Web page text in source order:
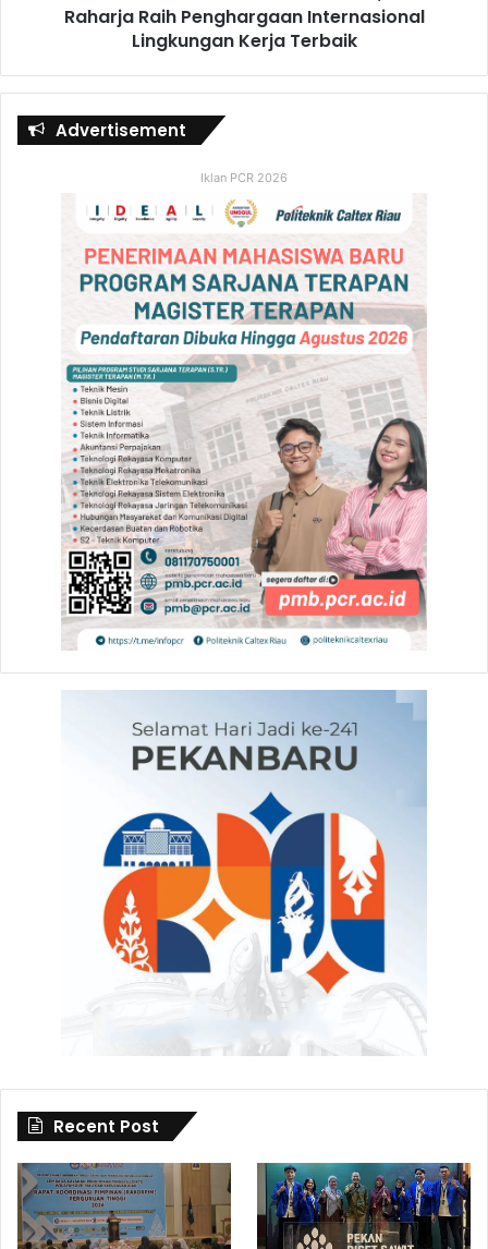
Raharja Raih Penghargaan Internasional
Lingkungan Kerja Terbaik
Advertisement
Iklan PCR 2026
Recent Post